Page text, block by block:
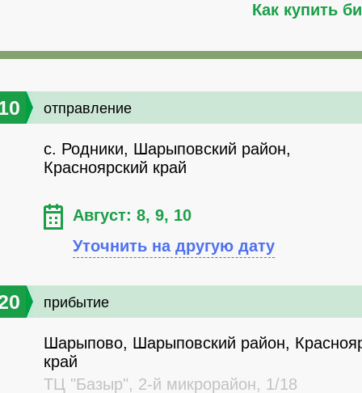
Как купить
отправление
с. Родники, Шарыповский район,
Красноярский край
Август: 8, 9, 10
Уточнить на другую дату
прибытие
Шарыпово, Шарыповский район,
край
ТЦ "Базыр", 2-й микрорайон, 1/18